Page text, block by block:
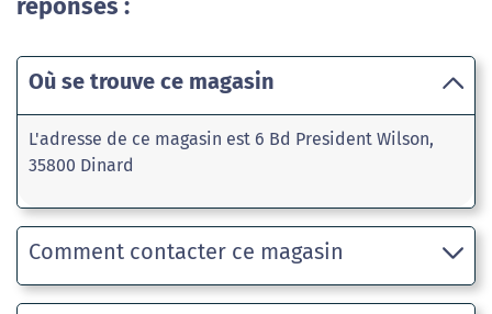
réponses :
Où se trouve ce magasin
L'adresse de ce magasin est 6 Bd President Wilson,
35800 Dinard
Comment contacter ce magasin